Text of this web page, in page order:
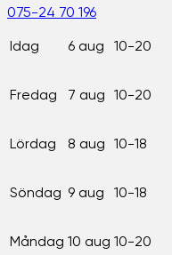
075-24 70 196
Idag 6 aug 10-20
Fredag 7 aug 10-20
Lördag 8 aug 10-18
Söndag 9 aug 10-18
Måndag 10 aug 10-20